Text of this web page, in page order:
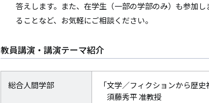
答えします。また、在学生（一部の学部のみ）も参加
ることなど、お気軽にご相談ください。
教員講演・講演テーマ紹介
総合人間学部
「文学／フィクションから歴史
須藤秀平 准教授